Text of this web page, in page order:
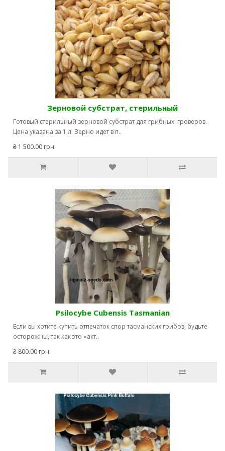
Вся предоставленная информация исключительно в
ознакомительной форме, мы продаем отпечатки грибов
исключительно как сувениры.
Зерновой субстрат, стерильный
Готовый стерильный зерновой субстрат для грибных гроверов.
Цена указана за 1 л. Зерно идет в п..
₴ 1 500.00 грн
Psilocybe Сubensis Tasmanian
Если вы хотите купить отпечаток спор тасманских грибов, будьте
осторожны, так как это «акт..
₴ 800.00 грн